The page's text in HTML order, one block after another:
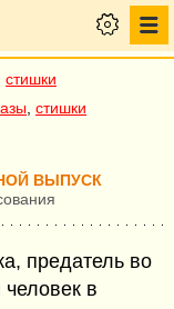
стишки
стишки
ВЫПУСК
предатель во
в